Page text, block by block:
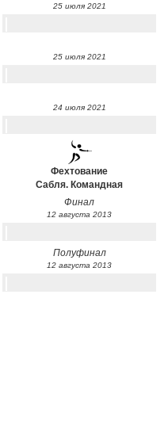
25 июля 2021
25 июля 2021
24 июля 2021
Фехтование
Сабля. Командная
Финал
12 августа 2013
Полуфинал
12 августа 2013